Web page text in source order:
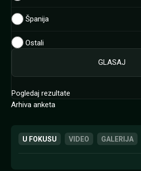
Španija
Ostali
Pogledaj rezultate
Arhiva anketa
U FOKUSU VIDEO GALERIJA